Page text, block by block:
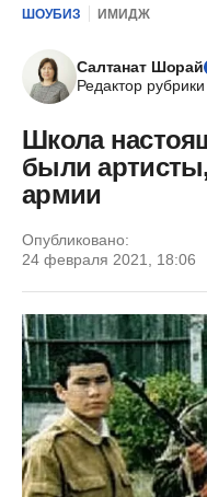
ШОУБИЗ ИМИДЖ
Салтанат Шорай
Редактор
Школа
были
армии
Опубликовано:
24 февраля 2021, 18:06